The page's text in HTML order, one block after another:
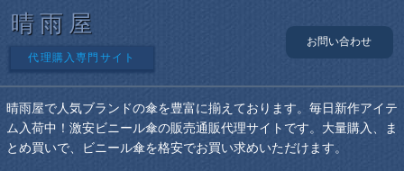
晴雨屋
代理購入専門サイト
お問い合わせ
晴雨屋で人気ブランドの傘を豊富に揃えております。毎日新作アイテ
ム入荷中！激安ビニール傘の販売通販代理サイトです。大量購入、ま
とめ買いで、ビニール傘を格安でお買い求めいただけます。